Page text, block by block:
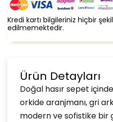
Kredi kartı bilgileriniz hiçbir
edilmemektedir.
Ürün Detayları
Doğal hasır sepet
orkide aranjmanı, gri
modern ve sofistike bir